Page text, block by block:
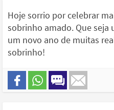
Hoje sorrio por celebrar
sobrinho amado. Que seja
um novo ano de muitas
sobrinho!